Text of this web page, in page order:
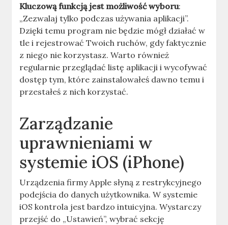
Kluczową funkcją jest możliwość wyboru:
„Zezwalaj tylko podczas używania aplikacji”.
Dzięki temu program nie będzie mógł działać w
tle i rejestrować Twoich ruchów, gdy faktycznie
z niego nie korzystasz. Warto również
regularnie przeglądać listę aplikacji i wycofywać
dostęp tym, które zainstalowałeś dawno temu i
przestałeś z nich korzystać.
Zarządzanie
uprawnieniami w
systemie iOS (iPhone)
Urządzenia firmy Apple słyną z restrykcyjnego
podejścia do danych użytkownika. W systemie
iOS kontrola jest bardzo intuicyjna. Wystarczy
przejść do „Ustawień”, wybrać sekcję